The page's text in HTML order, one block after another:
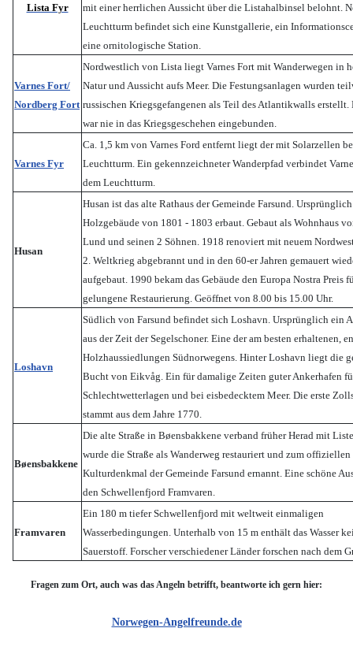
Lista Fyr
mit einer herrlichen Aussicht über die Listahalbinsel belohnt.
Leuchtturm befindet sich eine Kunstgallerie, ein
eine ornitologische Station.
Varnes Fort/
Nordberg Fort
Nordwestlich von Lista liegt Varnes Fort mit Wanderwegen in
Natur und Aussicht aufs Meer. Die Festungsanlagen wurden
russischen Kriegsgefangenen als Teil des Atlantikwalls erstellt.
war nie in das Kriegsgeschehen eingebunden.
Varnes Fyr
Ca. 1,5 km von Varnes Ford entfernt liegt der mit Solarzellen
Leuchtturm. Ein gekennzeichneter Wanderpfad verbindet
dem Leuchtturm.
Husan
Husan ist das alte Rathaus der Gemeinde Farsund.
Holzgebäude von 1801 - 1803 erbaut. Gebaut als Wohnhaus
Lund und seinen 2 Söhnen. 1918 renoviert mit neuem
2. Weltkrieg abgebrannt und in den 60-er Jahren gemauert
aufgebaut. 1990 bekam das Gebäude den Europa Nostra Preis
gelungene Restaurierung. Geöffnet von 8.00 bis 15.00 Uhr.
Loshavn
Südlich von Farsund befindet sich Loshavn. Ursprünglich ein
aus der Zeit der Segelschoner. Eine der am besten erhaltenen,
Holzhaussiedlungen Südnorwegens. Hinter Loshavn liegt die
Bucht von Eikvåg . Ein für damalige Zeiten guter Ankerhafen
Schlechtwetterlagen und bei eisbedecktem Meer. Die erste
stammt aus dem Jahre 1770.
Bøensbakkene
Die alte Straße in Bøensbakkene verband früher Herad mit
wurde die Straße als Wanderweg restauriert und zum offiziellen
Kulturdenkmal der Gemeinde Farsund ernannt. Eine schöne
den Schwellenfjord Framvaren.
Framvaren
Ein 180 m tiefer Schwellenfjord mit weltweit einmaligen
Wasserbedingungen. Unterhalb von 15 m enthält das Wasser
Sauerstoff. Forscher verschiedener Länder forschen nach dem
Fragen zum Ort, auch was das Angeln betrifft, beantworte ich gern hier:
Norwegen-Angelfreunde.de